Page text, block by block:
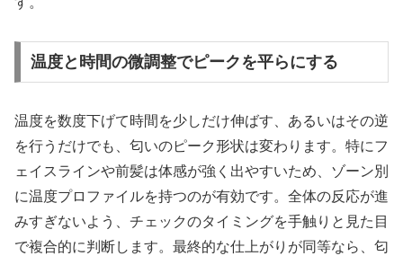
温度と時間の微調整でピークを平らにする
温度を数度下げて時間を少しだけ伸ばす、あるいはその逆
を行うだけでも、匂いのピーク形状は変わります。特にフ
ェイスラインや前髪は体感が強く出やすいため、ゾーン別
に温度プロファイルを持つのが有効です。全体の反応が進
みすぎないよう、チェックのタイミングを手触りと見た目
で複合的に判断します。最終的な仕上がりが同等なら、匂